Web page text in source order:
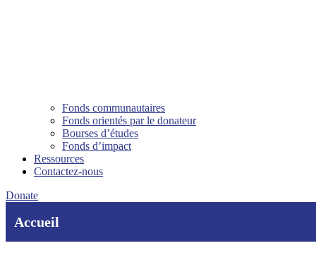
Fonds communautaires
Fonds orientés par le donateur
Bourses d’études
Fonds d’impact
Ressources
Contactez-nous
Donate
Accueil